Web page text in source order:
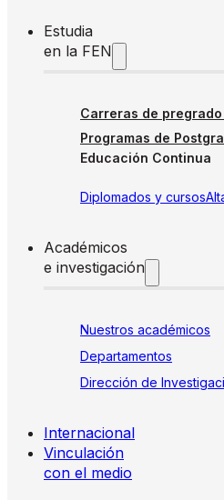
Estudia
en la FEN
Carreras de pregrado
Programas de
Educación Continua
Diplomados y cursos
Académicos
e investigación
Nuestros académicos
Departamentos
Dirección de
Internacional
Vinculación
con el medio